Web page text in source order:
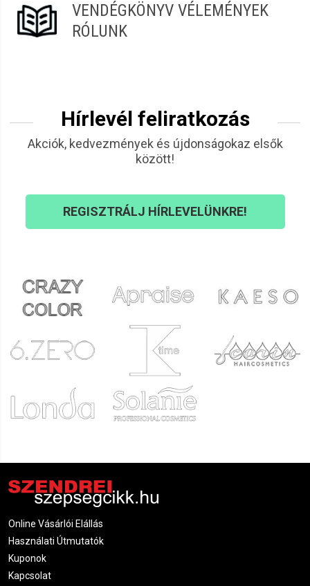
VENDÉGKÖNYV VÉLEMÉNYEK
RÓLUNK
Hírlevél feliratkozás
Akciók, kedvezmények és újdonságokaz elsők
között!
REGISZTRÁLJ HÍRLEVELÜNKRE!
Online Vásárlói Elállás
Használati Útmutatók
Kuponok
Kapcsolat